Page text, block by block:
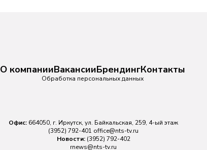
О компанииВакансииБрендингКонтакты
Обработка персональных данных
Офис: 664050, г. Иркутск, ул. Байкальская, 259, 4-ый этаж
(3952) 792-401 office@nts-tv.ru
Новости: (3952) 792-402
rnews@nts-tv.ru